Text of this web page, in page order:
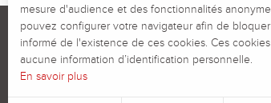
mesure d'audience et des fonctionnalités
pouvez configurer votre navigateur afin de
informé de l'existence de ces cookies. Ces
aucune information d’identification personnelle.
En savoir plus